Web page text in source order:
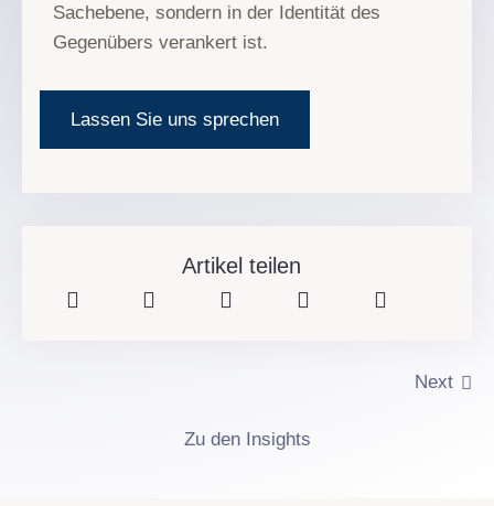
Sachebene, sondern in der Identität des
Gegenübers verankert ist.
Lassen Sie uns sprechen
Artikel teilen
Next
Zu den Insights